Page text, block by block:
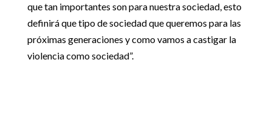
que tan importantes son para nuestra sociedad, esto
definirá que tipo de sociedad que queremos para las
próximas generaciones y como vamos a castigar la
violencia como sociedad”.